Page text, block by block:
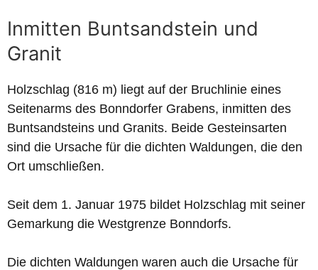
Inmitten Buntsandstein und
Granit
Holzschlag (816 m) liegt auf der Bruchlinie eines
Seitenarms des Bonndorfer Grabens, inmitten des
Buntsandsteins und Granits. Beide Gesteinsarten
sind die Ursache für die dichten Waldungen, die den
Ort umschließen.
Seit dem 1. Januar 1975 bildet Holzschlag mit seiner
Gemarkung die Westgrenze Bonndorfs.
Die dichten Waldungen waren auch die Ursache für